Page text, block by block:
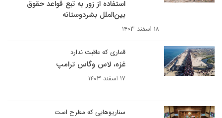
استفاده از زور به تبع قواعد حقوق
بین‌الملل بشردوستانه
۱۸ اسفند ۱۴۰۳
قماری که عاقبت ندارد
غزه، لاس وگاس ترامپ
۱۷ اسفند ۱۴۰۳
سناریوهایی که مطرح است